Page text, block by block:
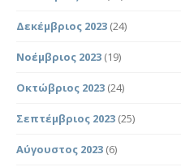
Δεκέμβριος 2023 (24)
Νοέμβριος 2023 (19)
Οκτώβριος 2023 (24)
Σεπτέμβριος 2023 (25)
Αύγουστος 2023 (6)